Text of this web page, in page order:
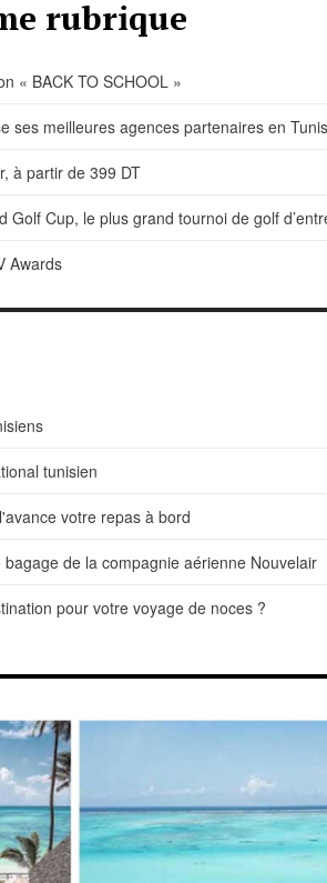
rubrique
« BACK TO SCHOOL »
ses meilleures agences partenaires en
à partir de 399 DT
Golf Cup, le plus grand tournoi de golf
Awards
tunisien
votre repas à bord
de la compagnie aérienne Nouvelair
pour votre voyage de noces ?